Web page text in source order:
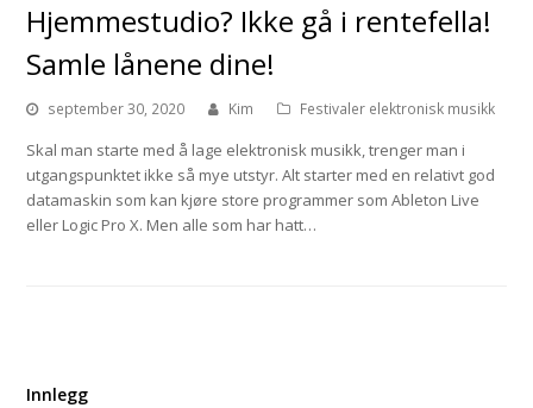
Hjemmestudio? Ikke gå i rentefella!
Samle lånene dine!
september 30, 2020 Kim Festivaler elektronisk musikk
Skal man starte med å lage elektronisk musikk, trenger man i
utgangspunktet ikke så mye utstyr. Alt starter med en relativt god
datamaskin som kan kjøre store programmer som Ableton Live
eller Logic Pro X. Men alle som har hatt…
Innlegg